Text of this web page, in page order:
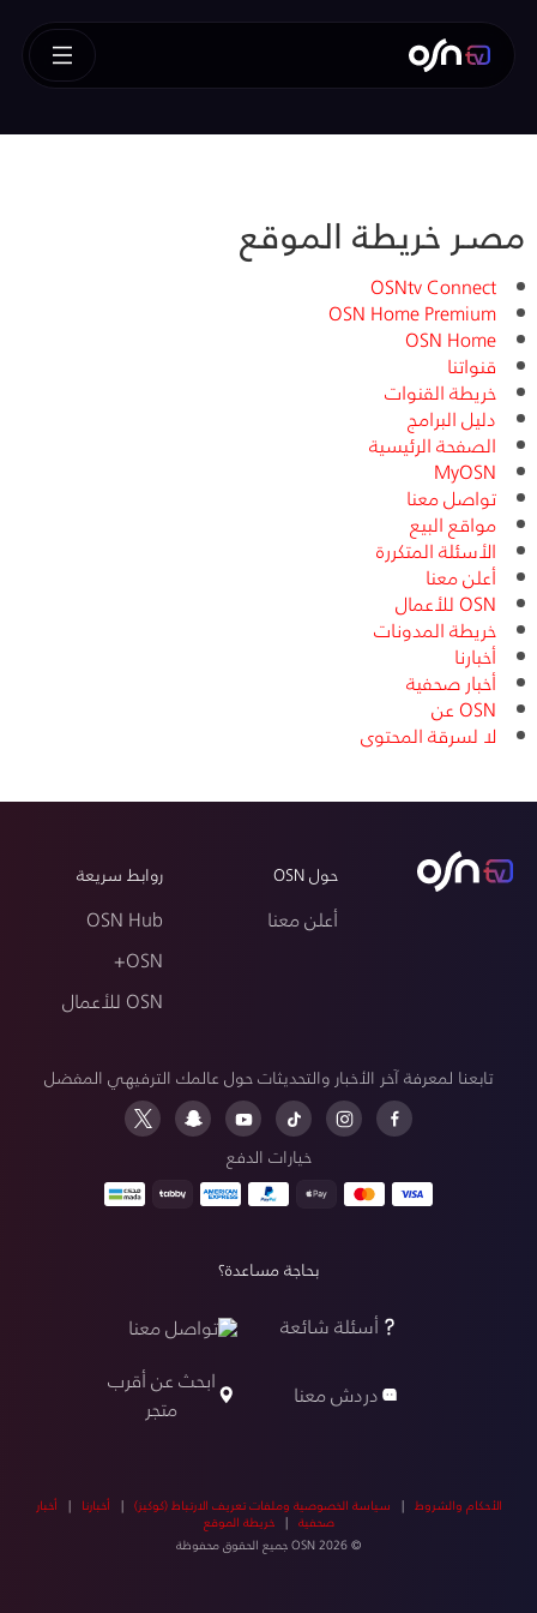
مصـر خريطة الموقع
OSNtv Connect
OSN Home Premium
OSN Home
قنواتنا
خريطة القنوات
دليل البرامج
الصفحة الرئيسية
MyOSN
تواصل معنا
مواقع البيع
الأسئلة المتكررة
أعلن معنا
OSN للأعمال
خريطة المدونات
أخبارنا
أخبار صحفية
OSN عن
لا لسرقة المحتوى
حول OSN
أعلن معنا
روابط سريعة
OSN Hub
OSN+
OSN للأعمال
تابعنا لمعرفة آخر الأخبار والتحديثات حول عالمك الترفيهي المفضل
خيارات الدفع
بحاجة مساعدة؟
أسئلة شائعة
تواصل معنا
دردش معنا
ابحث عن أقرب
متجر
الأحكام والشروط | سياسة الخصوصية وملفات تعريف الارتباط (كوكيز) | أخبارنا | أخبار
صحفية |خريطة الموقع
© OSN 2026 جميع الحقوق محفوظة